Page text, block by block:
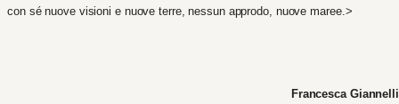
con sé nuove visioni e nuove terre, nessun approdo, nuove maree.>
Francesca Giannelli